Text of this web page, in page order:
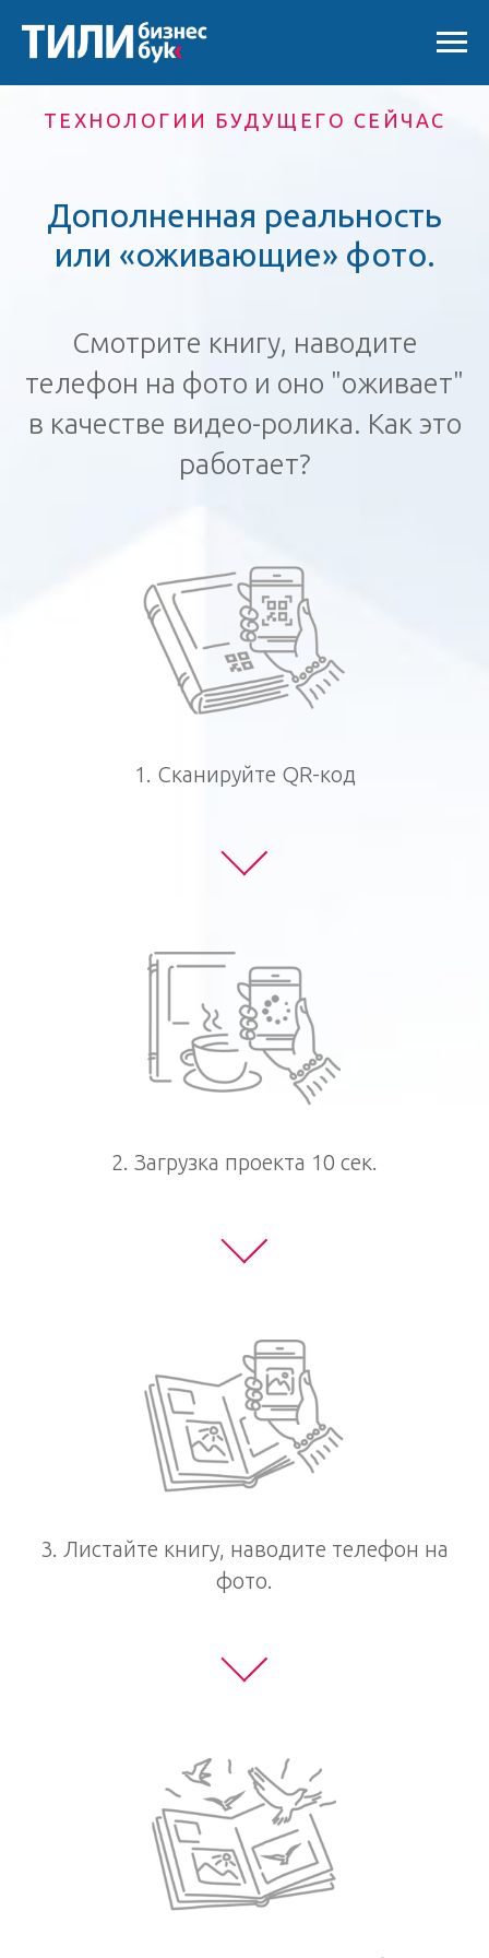
ТЕХНОЛОГИИ БУДУЩЕГО СЕЙЧАС
Дополненная реальность
или «оживающие» фото.
Смотрите книгу, наводите
телефон на фото и оно "оживает"
в качестве видео-ролика. Как это
работает?
1. Сканируйте QR-код
2. Загрузка проекта 10 сек.
3. Листайте книгу, наводите телефон на
фото.